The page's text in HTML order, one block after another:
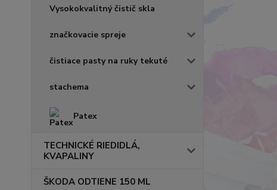
Vysokokvalitný čistič skla
značkovacie spreje
čistiace pasty na ruky tekuté
stachema
Patex
TECHNICKÉ RIEDIDLÁ,
KVAPALINY
ŠKODA ODTIENE 150 ML